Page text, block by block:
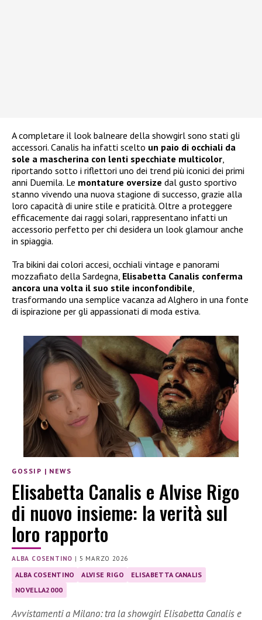
A completare il look balneare della showgirl sono stati gli
accessori. Canalis ha infatti scelto un paio di occhiali da
sole a mascherina con lenti specchiate multicolor,
riportando sotto i riflettori uno dei trend più iconici dei primi
anni Duemila. Le montature oversize dal gusto sportivo
stanno vivendo una nuova stagione di successo, grazie alla
loro capacità di unire stile e praticità. Oltre a proteggere
efficacemente dai raggi solari, rappresentano infatti un
accessorio perfetto per chi desidera un look glamour anche
in spiaggia.
Tra bikini dai colori accesi, occhiali vintage e panorami
mozzafiato della Sardegna, Elisabetta Canalis conferma
ancora una volta il suo stile inconfondibile,
trasformando una semplice vacanza ad Alghero in una fonte
di ispirazione per gli appassionati di moda estiva.
GOSSIP | NEWS
Elisabetta Canalis e Alvise Rigo
di nuovo insieme: la verità sul
loro rapporto
ALBA COSENTINO | 5 MARZO 2026
ALBA COSENTINO ALVISE RIGO
ELISABETTA CANALIS
NOVELLA2000
Avvistamenti a Milano: tra la showgirl Elisabetta Canalis e